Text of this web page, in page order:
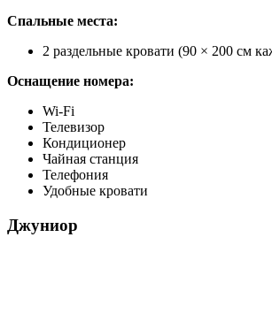
Спальные места:
2 раздельные кровати (90 × 200 см
Оснащение номера:
Wi-Fi
Телевизор
Кондиционер
Чайная станция
Телефония
Удобные кровати
Джуниор